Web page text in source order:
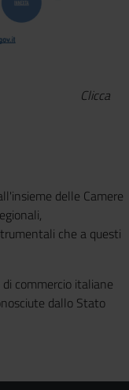
Clicca
delle Camere
che a questi
commercio italiane
dallo Stato